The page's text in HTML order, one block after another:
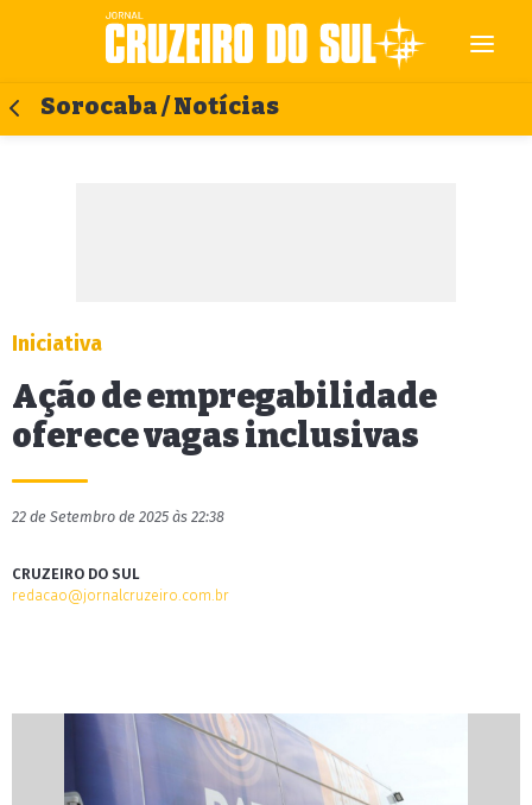
Sorocaba / Notícias
Iniciativa
Ação de empregabilidade
oferece vagas inclusivas
22 de Setembro de 2025 às 22:38
CRUZEIRO DO SUL
redacao@jornalcruzeiro.com.br